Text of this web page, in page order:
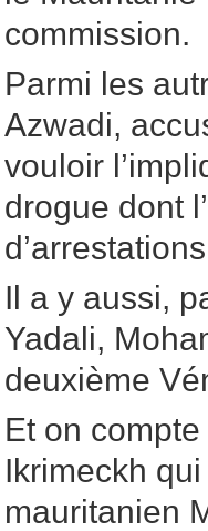
commission.
Parmi les
Azwadi,
vouloir
drogue dont
Il a y aussi,
Yadali,
deuxième
Et on
Ikrimeckh
mauritanien